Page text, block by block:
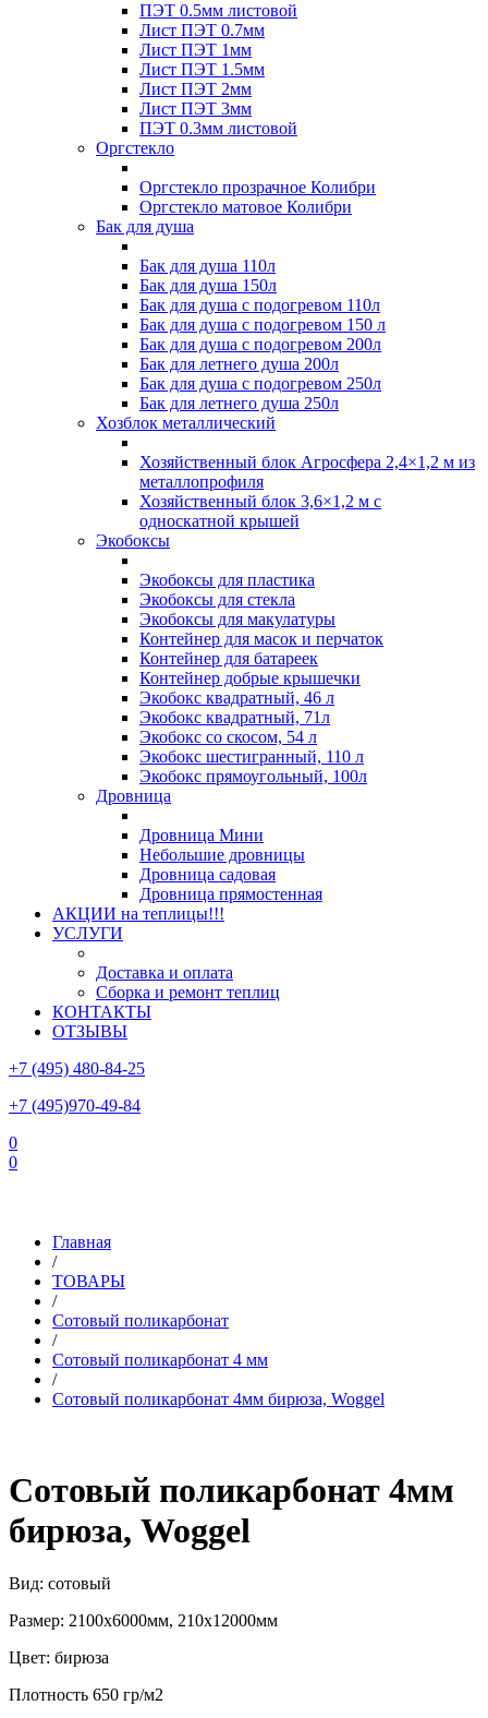
ПЭТ 0.5мм листовой
Лист ПЭТ 0.7мм
Лист ПЭТ 1мм
Лист ПЭТ 1.5мм
Лист ПЭТ 2мм
Лист ПЭТ 3мм
ПЭТ 0.3мм листовой
Оргстекло
Оргстекло прозрачное Колибри
Оргстекло матовое Колибри
Бак для душа
Бак для душа 110л
Бак для душа 150л
Бак для душа с подогревом 110л
Бак для душа с подогревом 150 л
Бак для душа с подогревом 200л
Бак для летнего душа 200л
Бак для душа с подогревом 250л
Бак для летнего душа 250л
Хозблок металлический
Хозяйственный блок Агросфера 2,4×1,2 м из
металлопрофиля
Хозяйственный блок 3,6×1,2 м с
односкатной крышей
Экобоксы
Экобоксы для пластика
Экобоксы для стекла
Экобоксы для макулатуры
Контейнер для масок и перчаток
Контейнер для батареек
Контейнер добрые крышечки
Экобокс квадратный, 46 л
Экобокс квадратный, 71л
Экобокс со скосом, 54 л
Экобокс шестигранный, 110 л
Экобокс прямоугольный, 100л
Дровница
Дровница Мини
Небольшие дровницы
Дровница садовая
Дровница прямостенная
АКЦИИ на теплицы!!!
УСЛУГИ
Доставка и оплата
Сборка и ремонт теплиц
КОНТАКТЫ
ОТЗЫВЫ
+7 (495) 480-84-25
+7 (495)970-49-84
0
0
Главная
/
ТОВАРЫ
/
Сотовый поликарбонат
/
Сотовый поликарбонат 4 мм
/
Сотовый поликарбонат 4мм бирюза, Woggel
Сотовый поликарбонат 4мм
бирюза, Woggel
Вид: сотовый
Размер: 2100х6000мм, 210х12000мм
Цвет: бирюза
Плотность 650 гр/м2